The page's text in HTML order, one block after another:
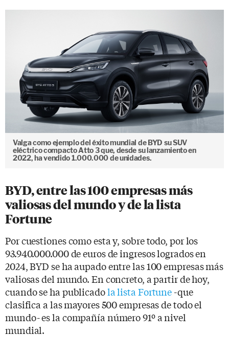
Valga como ejemplo del éxito mundial de BYD su SUV
eléctrico compacto Atto 3 que, desde su lanzamiento en
2022, ha vendido 1.000.000 de unidades.
BYD, entre las 100 empresas más
valiosas del mundo y de la lista
Fortune
Por cuestiones como esta y, sobre todo, por los
93.940.000.000 de euros de ingresos logrados en
2024, BYD se ha aupado entre las 100 empresas más
valiosas del mundo. En concreto, a partir de hoy,
cuando se ha publicadola lista Fortune-que
clasifica a las mayores 500 empresas de todo el
mundo- es la compañía número 91º a nivel
mundial.